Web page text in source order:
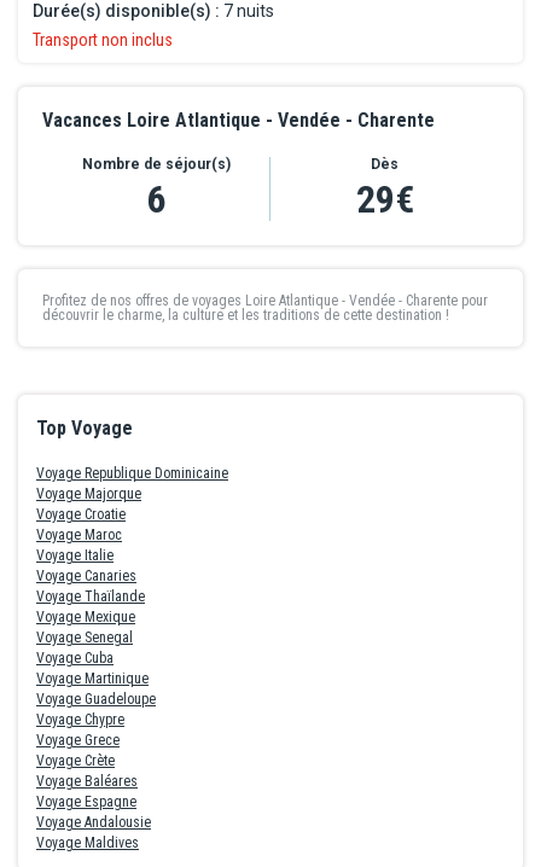
Durée(s) disponible(s) : 7 nuits
Transport non inclus
Vacances Loire Atlantique - Vendée - Charente
Nombre de séjour(s)
6
Dès
29€
Profitez de nos offres de voyages Loire Atlantique - Vendée - Charente pour
découvrir le charme, la culture et les traditions de cette destination !
Top Voyage
Voyage Republique Dominicaine
Voyage Majorque
Voyage Croatie
Voyage Maroc
Voyage Italie
Voyage Canaries
Voyage Thaïlande
Voyage Mexique
Voyage Senegal
Voyage Cuba
Voyage Martinique
Voyage Guadeloupe
Voyage Chypre
Voyage Grece
Voyage Crète
Voyage Baléares
Voyage Espagne
Voyage Andalousie
Voyage Maldives